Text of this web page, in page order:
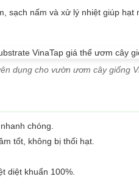
sạch nấm và xử lý nhiệt giúp hạt
dụng cho vườn ươm cây giống
chóng.
tốt, không bị thối hạt.
diệt khuẩn 100%.